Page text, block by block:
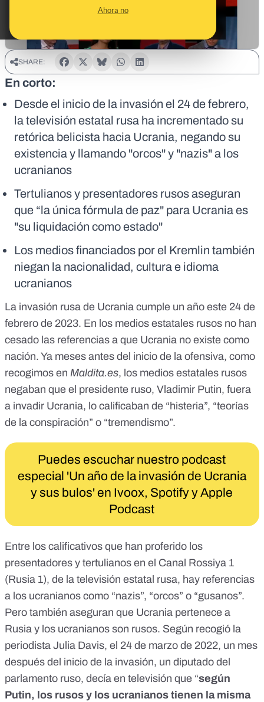
Ahora no
SHARE:
En corto:
Desde el inicio de la invasión el 24 de febrero,
la televisión estatal rusa ha incrementado su
retórica belicista hacia Ucrania, negando su
existencia y llamando "orcos" y "nazis" a los
ucranianos
Tertulianos y presentadores rusos aseguran
que “la única fórmula de paz" para Ucrania es
"su liquidación como estado"
Los medios financiados por el Kremlin también
niegan la nacionalidad, cultura e idioma
ucranianos
La invasión rusa de Ucrania cumple un año este 24 de
febrero de 2023. En los medios estatales rusos no han
cesado las referencias a que Ucrania no existe como
nación. Ya meses antes del inicio de la ofensiva, como
recogimos en Maldita.es, los medios estatales rusos
negaban que el presidente ruso, Vladimir Putin, fuera
a invadir Ucrania, lo calificaban de “histeria”, “teorías
de la conspiración” o “tremendismo”.
Puedes escuchar nuestro podcast
especial 'Un año de la invasión de Ucrania
y sus bulos' en Ivoox, SpotifyyApple
Podcast
Entre los calificativos que han proferido los
presentadores y tertulianos en el Canal Rossiya 1
(Rusia 1), de la televisión estatal rusa, hay referencias
a los ucranianos como “nazis”, “orcos” o “gusanos”.
Pero también aseguran que Ucrania pertenece a
Rusia y los ucranianos son rusos. Según recogió la
periodista Julia Davis, el 24 de marzo de 2022, un mes
después del inicio de la invasión, un diputado del
parlamento ruso, decía en televisión que “según
Putin, los rusos y los ucranianos tienen la misma